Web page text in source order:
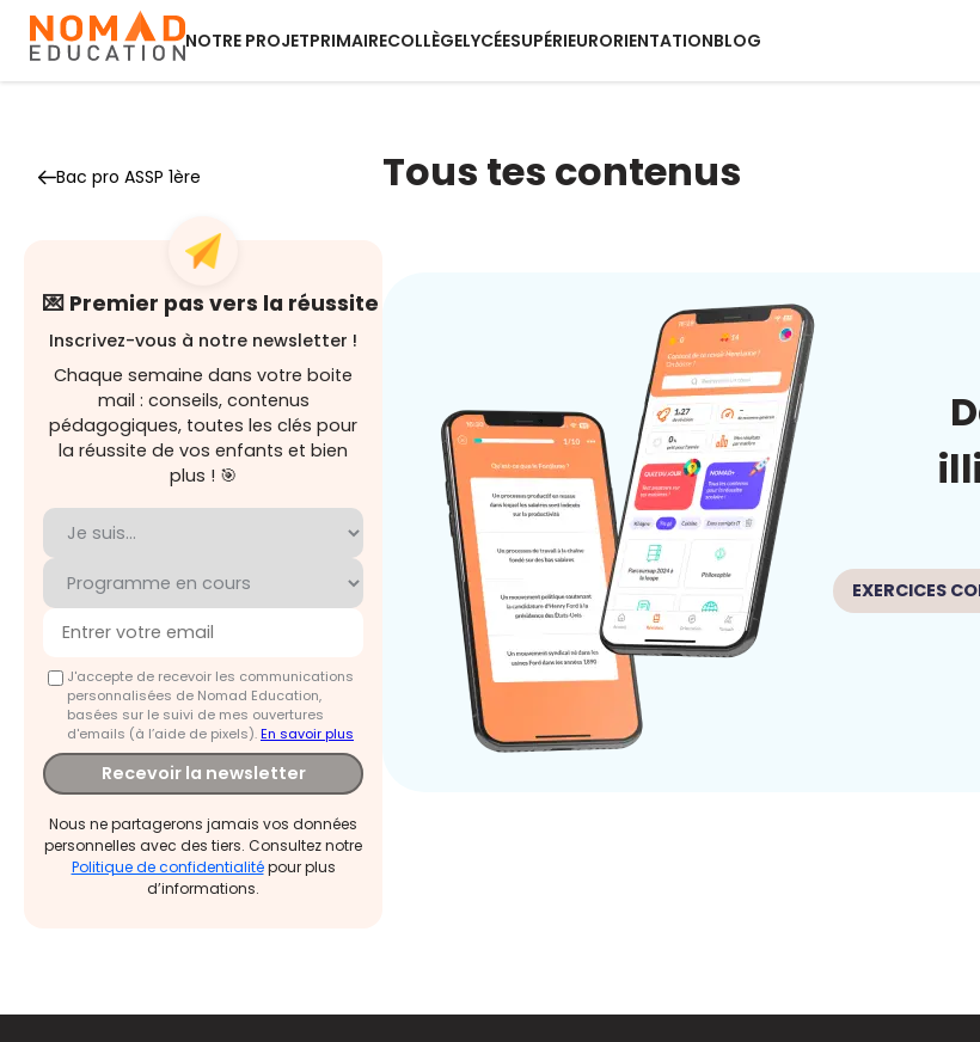
NOTRE PROJETPRIMAIRECOLLÈGELYCÉESUPÉRIEURORIENTATIONBLOG
Bac pro ASSP 1ère
💌 Premier pas vers la réussite
Inscrivez-vous à notre newsletter !
Chaque semaine dans votre boite
mail : conseils, contenus
pédagogiques, toutes les clés pour
la réussite de vos enfants et bien
plus ! 🎯
J'accepte de recevoir les communications
personnalisées de Nomad Education,
basées sur le suivi de mes ouvertures
d'emails (à l’aide de pixels).En savoir plus
Recevoir la newsletter
Nous ne partagerons jamais vos données
personnelles avec des tiers. Consultez notre
Politique de confidentialitépour plus
d’informations.
Tous tes contenus
EXERCICES